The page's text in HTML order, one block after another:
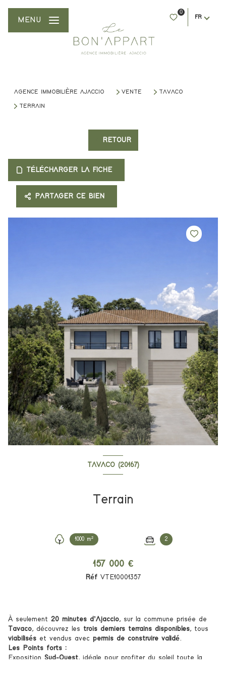
0
FR
MENU
AGENCE IMMOBILIÈRE AJACCIO VENTE TAVACO
TERRAIN
RETOUR
TÉLÉCHARGER LA FICHE
PARTAGER CE BIEN
TAVACO (20167)
Terrain
1000 m² 2
157 000 €
Réf VTE10001357
À seulement 20 minutes d’Ajaccio, sur la commune prisée de
Tavaco, découvrez les trois derniers terrains disponibles, tous
viabilisés et vendus avec permis de construire validé.
Les Points forts :
Exposition Sud-Ouest, idéale pour profiter du soleil toute la